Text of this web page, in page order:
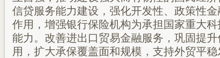
信贷服务能力建设，强化开发性、政策性
作用，增强银行保险机构为承担国家重大
能力。改善进出口贸易金融服务，巩固提
用，扩大承保覆盖面和规模，支持外贸平